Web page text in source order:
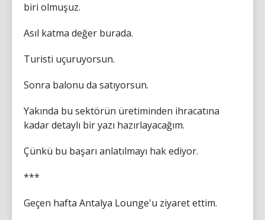
biri olmuşuz.
Asıl katma değer burada.
Turisti uçuruyorsun.
Sonra balonu da satıyorsun.
Yakında bu sektörün üretiminden ihracatına
kadar detaylı bir yazı hazırlayacağım.
Çünkü bu başarı anlatılmayı hak ediyor.
***
Geçen hafta Antalya Lounge'u ziyaret ettim.